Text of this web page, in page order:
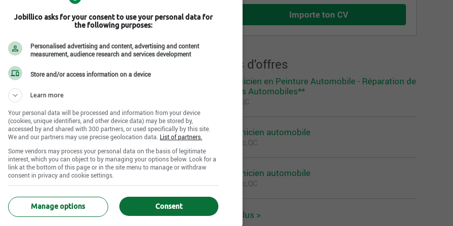
apprendre bien des choses, mais pas à conduire
En côtoyant notre équipe, vous ferez vite le pont
auto
sont devant vous, pas sur votre taille
pression … presque comme un pneu
très attentif aux petits détails
jour
Importe ton CV
Plus d'offres
Technicien en Peinture Automobile - Réparation de
Jantes Automobiles**
Lévis,QC
Mécanicien automobile
Québec,QC
Mécanicien automobile
Québec,QC
Voir plus >
Jobillico asks for your consent to use your personal data for
the following purposes:
Personalised advertising and content, advertising and content
measurement, audience research and services development
Store and/or access information on a device
Learn more
Your personal data will be processed and information from your device
(cookies, unique identifiers, and other device data) may be stored by,
accessed by and shared with 300 partners, or used specifically by this site.
We and our partners may use precise geolocation data. List of partners.
Some vendors may process your personal data on the basis of legitimate
interest, which you can object to by managing your options below. Look for a
link at the bottom of this page or in the site menu to manage or withdraw
consent in privacy and cookie settings.
Consent
Manage options